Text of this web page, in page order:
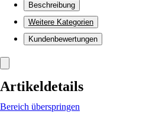
Beschreibung
Weitere Kategorien
Kundenbewertungen
Artikeldetails
Bereich überspringen